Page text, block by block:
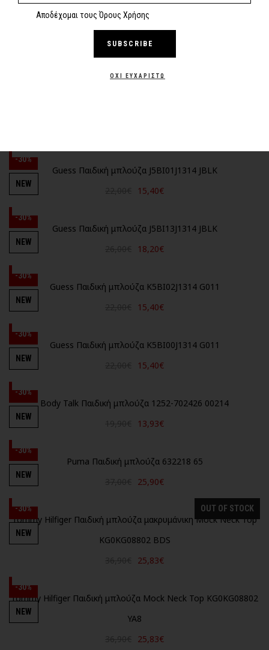
Αποδέχομαι τους Όρους Χρήσης
SUBSCRIBE
ΌΧΙ ΕΥΧΑΡΙΣΤΏ
Tommy Hilfiger Βρεφική μπλούζα Heart Graphic KN0KN02057
37,90€
26,53€
-30%
NEW
Guess Παιδική μπλούζα J5BI01J1314 JBLK
15,40€
-30%
NEW
Guess Παιδική μπλούζα J5BI13J1314 JBLK
18,20€
-30%
NEW
Guess Παιδική μπλούζα K5BI02J1314 G011
15,40€
-30%
NEW
Guess Παιδική μπλούζα K5BI00J1314 G011
15,40€
-30%
NEW
Body Talk Παιδική μπλούζα 1252-702426 00214
13,93€
-30%
NEW
Puma Παιδική μπλούζα 632218 65
25,90€
-30% OUT OF STOCK
NEW
Tommy Hilfiger Παιδική μπλούζα μακρυμάνικη Mock Neck Top
KG0KG08802 BDS
25,83€
-30%
NEW
Tommy Hilfiger Παιδική μπλούζα Mock Neck Top KG0KG08802
YA8
25,83€